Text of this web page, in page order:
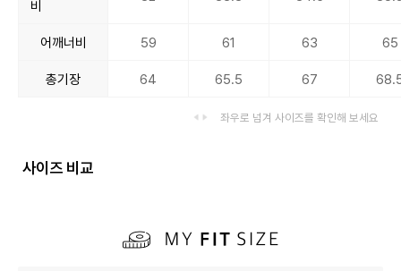
비
어깨너비 59 61 63 65
총기장 64 65.5 67
좌우로 넘겨 사이즈를 확인해 보세요
사이즈 비교